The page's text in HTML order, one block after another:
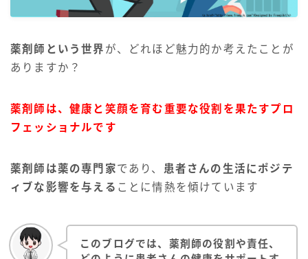
薬剤師という世界 が、どれほど魅力的か考えたことが
ありますか？
薬剤師は、健康と笑顔を育む重要な役割を果たすプロ
フェッショナルです
薬剤師は薬の専門家であり、 患者さんの生活にポジテ
ィブな影響を与える ことに情熱を傾けています
このブログでは、薬剤師の役割や責任、